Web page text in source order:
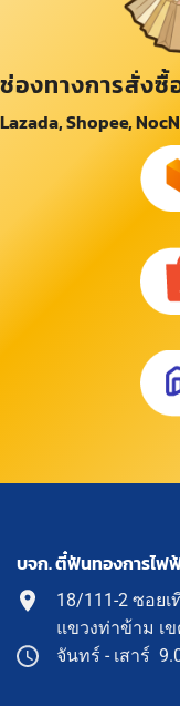
ช่องทางการสั่งซื้
Lazada, Shopee,
บจก. ตี๋ฟันทองการไฟ
18/111-2 ซอย
แขวงท่าข้าม เ
จันทร์ - เสาร์